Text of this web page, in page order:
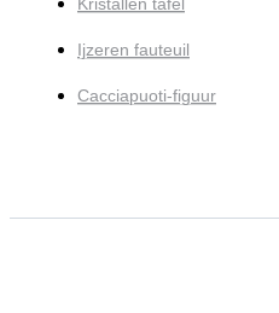
Kristallen tafel
Ijzeren fauteuil
Cacciapuoti-figuur